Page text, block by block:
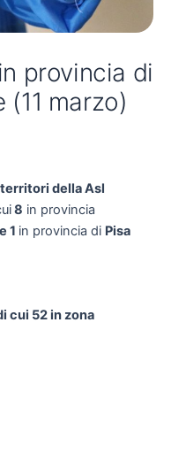
provincia di
marzo)
della Asl
8 in provincia
e 1 in provincia di Pisa
cui 52 in zona